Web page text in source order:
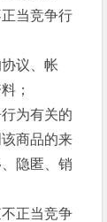
当竞争行
议、帐
；
为有关的
商品的来
隐匿、销
正当竞争